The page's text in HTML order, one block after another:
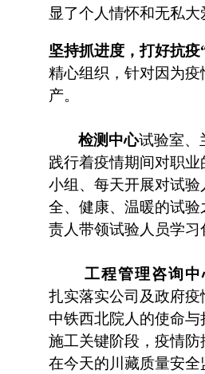
显了个人情怀和无私大
坚持抓进度，打好抗疫
精心组织，针对因为
产。
检测中心试验室、
践行着疫情期间对职
小组、每天开展对试
全、健康、温暖的试
责人带领试验人员学
工程管理咨询中
扎实落实公司及政府
中铁西北院人的使命
施工关键阶段，疫情
在今天的川藏质量安